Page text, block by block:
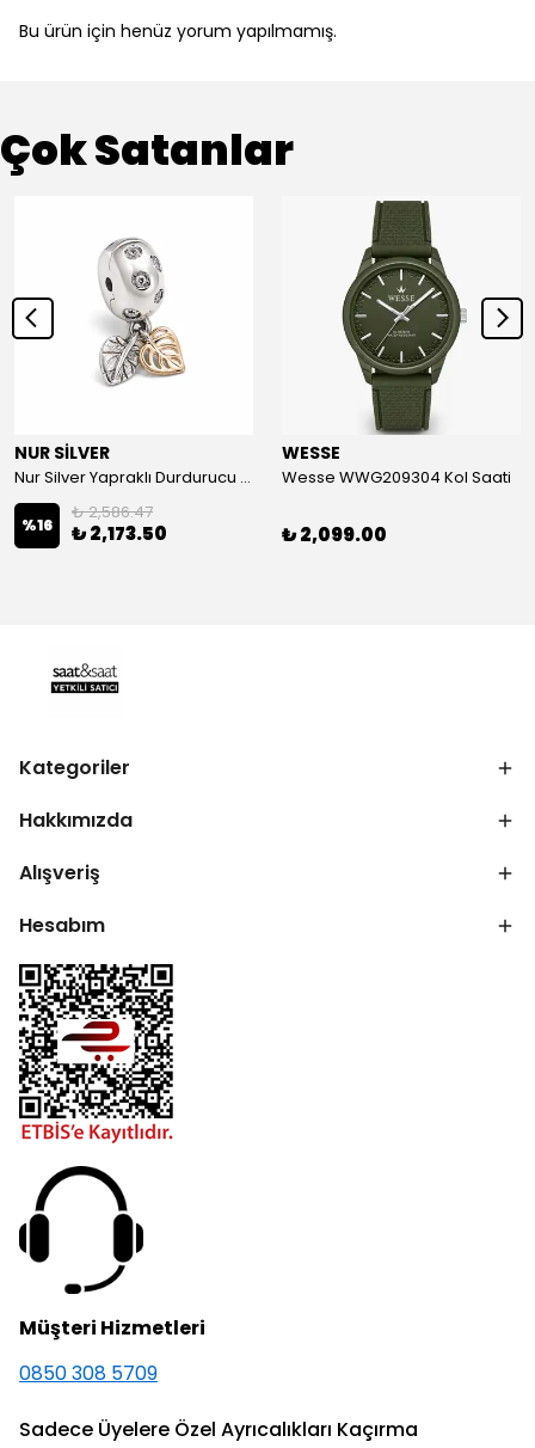
Bu ürün için henüz yorum yapılmamış.
Çok Satanlar
NUR SİLVER
Nur Silver Yapraklı Durdurucu Gümüş Charm - NUR-CM00501
%16
₺ 2,586.47
₺ 2,173.50
WESSE
Wesse WWG209304 Kol Saati
₺ 2,099.00
Kategoriler
Hakkımızda
Alışveriş
Hesabım
Müşteri Hizmetleri
0850 308 5709
Sadece Üyelere Özel Ayrıcalıkları Kaçırma